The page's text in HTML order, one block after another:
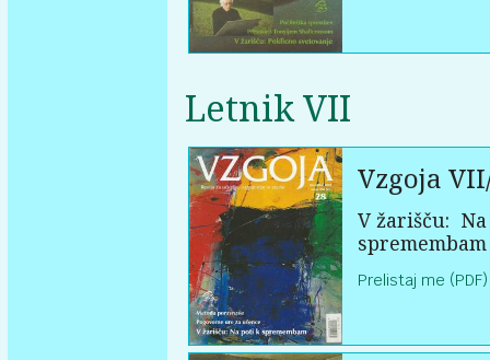
Letnik VII
Vzgoja
V žarišču:
spremembam
Prelistaj me (PDF)